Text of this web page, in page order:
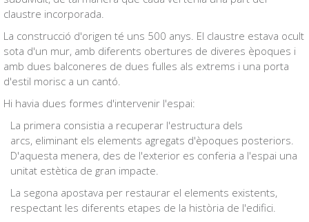
claustre incorporada.
La construcció d'origen té uns 500 anys. El claustre estava ocult
sota d'un mur, amb diferents obertures de diveres èpoques i
amb dues balconeres de dues fulles als extrems i una porta
d'estil morisc a un cantó.
Hi havia dues formes d'intervenir l'espai:
La primera consistia a recuperar l'estructura dels
arcs, eliminant els elements agregats d'èpoques posteriors.
D'aquesta menera, des de l'exterior es conferia a l'espai una
unitat estètica de gran impacte.
La segona apostava per restaurar el elements existents,
respectant les diferents etapes de la història de l'edifici.